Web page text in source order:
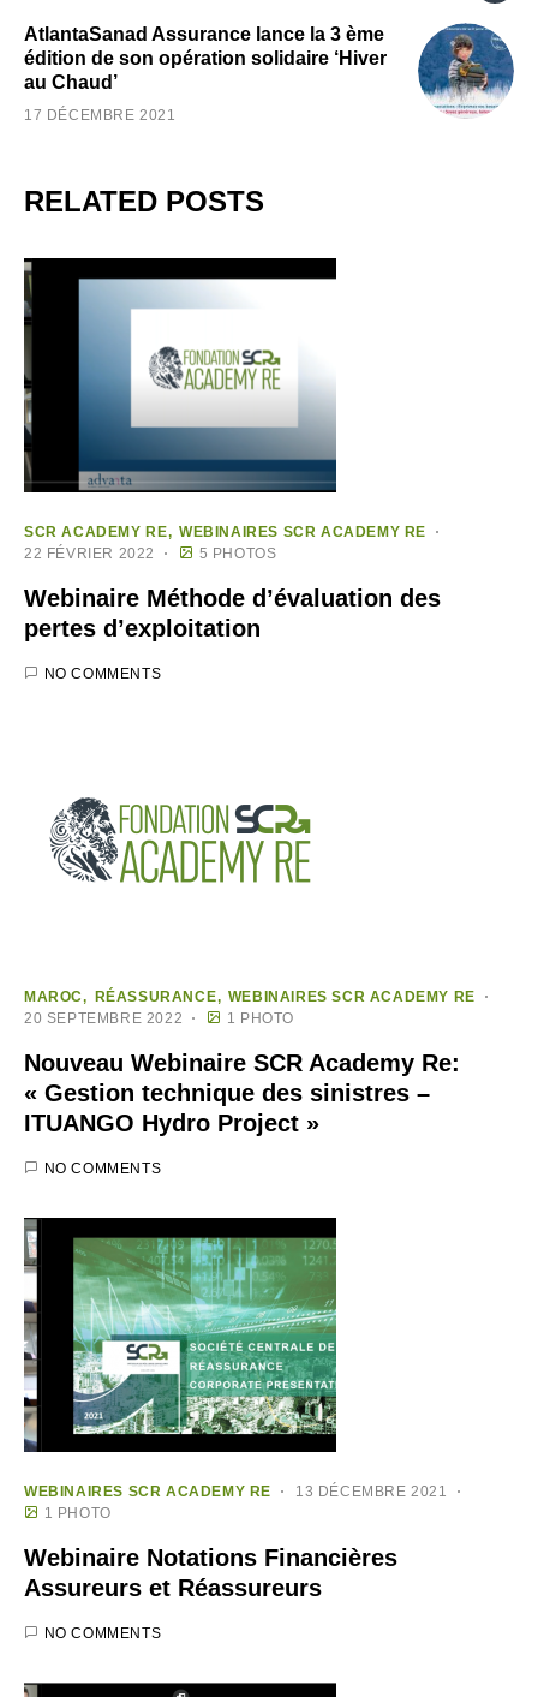
AtlantaSanad Assurance lance la 3 ème
édition de son opération solidaire ‘Hiver
au Chaud’
17 DÉCEMBRE 2021
RELATED POSTS
SCR ACADEMY RE
WEBINAIRES SCR ACADEMY RE
22 FÉVRIER 2022
5 PHOTOS
Webinaire Méthode d’évaluation des
pertes d’exploitation
NO COMMENTS
MAROC RÉASSURANCE
WEBINAIRES SCR ACADEMY RE
20 SEPTEMBRE 2022
1 PHOTO
Nouveau Webinaire SCR Academy Re:
« Gestion technique des sinistres –
ITUANGO Hydro Project »
NO COMMENTS
WEBINAIRES SCR ACADEMY RE
13 DÉCEMBRE 2021
1 PHOTO
Webinaire Notations Financières
Assureurs et Réassureurs
NO COMMENTS